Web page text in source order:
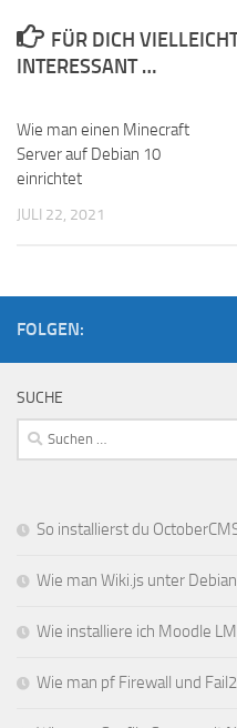
FÜR DICH
INTERESSANT …
Wie man einen Minecraft
Server auf Debian 10
einrichtet
JULI 22, 2021
FOLGEN:
SUCHE
Suchen
nach:
So installierst du
Wie man Wiki.js unter
Wie installiere ich Moodle
Wie man pf Firewall und